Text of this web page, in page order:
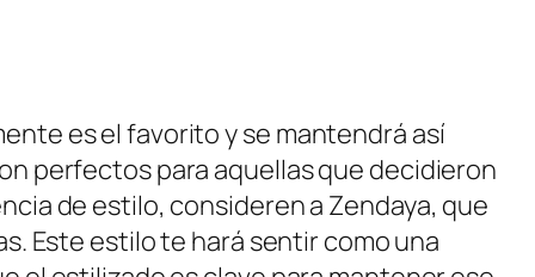
es el favorito y se mantendrá así
perfectos para aquellas que decidieron
de estilo, consideren a Zendaya, que
Este estilo te hará sentir como una